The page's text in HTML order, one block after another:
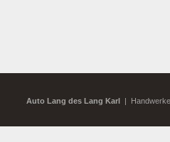
Auto Lang des Lang Karl |